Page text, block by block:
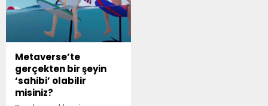
Metaverse’te
gerçekten bir şeyin
‘sahibi’ olabilir
misiniz?